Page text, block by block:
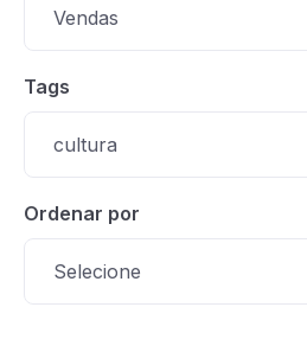
Vendas
Tags
cultura
Ordenar por
Selecione